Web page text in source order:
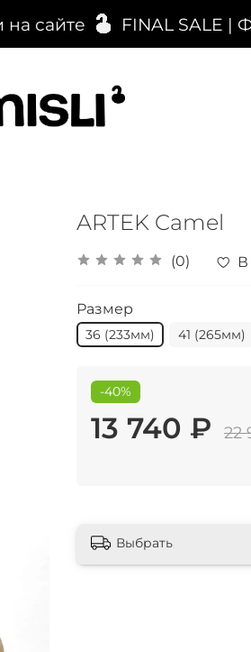
сайте FINAL SALE |
ARTEK Camel
(0)
Размер
36 (233мм) 41 (265мм)
-40%
13 740 ₽ 22
Выбрать